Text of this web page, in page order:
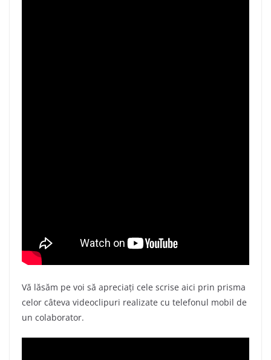
Vă lăsăm pe voi să apreciați cele scrise aici prin prisma
celor câteva videoclipuri realizate cu telefonul mobil de
un colaborator.